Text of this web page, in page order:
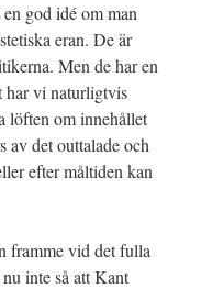
god idé om man
eran. De är
Men de har en
har vi naturligtvis
löften om innehållet
av det outtalade och
efter måltiden kan
framme vid det fulla
inte så att Kant